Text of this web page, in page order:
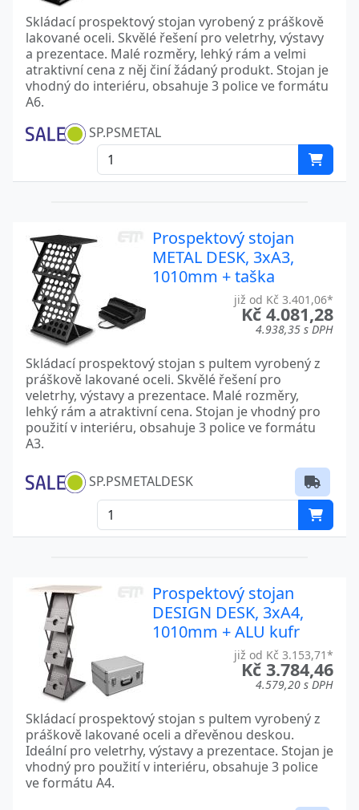
Skládací prospektový stojan vyrobený z práškově
lakované oceli. Skvělé řešení pro veletrhy, výstavy
a prezentace. Malé rozměry, lehký rám a velmi
atraktivní cena z něj činí žádaný produkt. Stojan je
vhodný do interiéru, obsahuje 3 police ve formátu
A6.
SP.PSMETAL
Prospektový stojan
METAL DESK, 3xA3,
1010mm + taška
již od Kč 3.401,06*
Kč 4.081,28
4.938,35 s DPH
Skládací prospektový stojan s pultem vyrobený z
práškově lakované oceli. Skvělé řešení pro
veletrhy, výstavy a prezentace. Malé rozměry,
lehký rám a atraktivní cena. Stojan je vhodný pro
použití v interiéru, obsahuje 3 police ve formátu
A3.
SP.PSMETALDESK
Prospektový stojan
DESIGN DESK, 3xA4,
1010mm + ALU kufr
již od Kč 3.153,71*
Kč 3.784,46
4.579,20 s DPH
Skládací prospektový stojan s pultem vyrobený z
práškově lakované oceli a dřevěnou deskou.
Ideální pro veletrhy, výstavy a prezentace. Stojan je
vhodný pro použití v interiéru, obsahuje 3 police
ve formátu A4.